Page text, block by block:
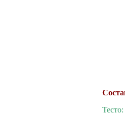
Тесто: